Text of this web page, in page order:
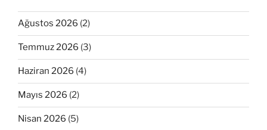
Ağustos 2026 (2)
Temmuz 2026 (3)
Haziran 2026 (4)
Mayıs 2026 (2)
Nisan 2026 (5)